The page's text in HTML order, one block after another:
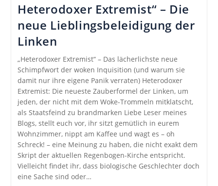
Heterodoxer Extremist“ – Die
neue Lieblingsbeleidigung der
Linken
„Heterodoxer Extremist“ – Das lächerlichste neue
Schimpfwort der woken Inquisition (und warum sie
damit nur ihre eigene Panik verraten) Heterodoxer
Extremist: Die neueste Zauberformel der Linken, um
jeden, der nicht mit dem Woke-Trommeln mitklatscht,
als Staatsfeind zu brandmarken Liebe Leser meines
Blogs, stellt euch vor, ihr sitzt gemütlich in eurem
Wohnzimmer, nippt am Kaffee und wagt es – oh
Schreck! – eine Meinung zu haben, die nicht exakt dem
Skript der aktuellen Regenbogen-Kirche entspricht.
Vielleicht findet ihr, dass biologische Geschlechter doch
eine Sache sind oder…